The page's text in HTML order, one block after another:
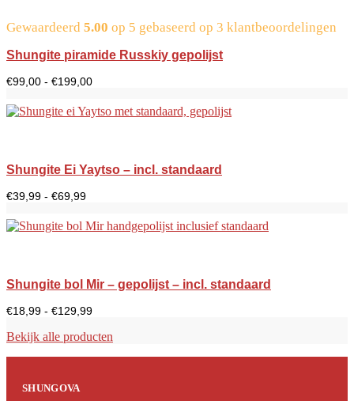
Gewaardeerd 5.00 op 5 gebaseerd op 3 klantbeoordelingen
Shungite piramide Russkiy gepolijst
€99,00 - €199,00Prijsklasse:
tot
€199,00
Shungite Ei Yaytso – incl. standaard
€39,99 - €69,99Prijsklasse:
tot
€69,99
Shungite bol Mir – gepolijst – incl. standaard
€18,99 - €129,99Prijsklasse:
tot
Bekijk alle producten
SHUNGOVA